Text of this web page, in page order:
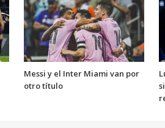
Messi y el Inter Miami van por
otro título